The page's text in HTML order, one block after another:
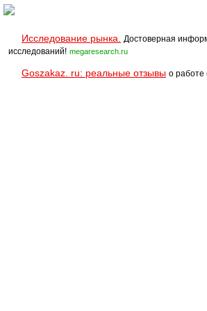
Исследование рынка.
Достоверная
исследований! megaresearch.ru
Goszakaz. ru: реальные отзывы о работе